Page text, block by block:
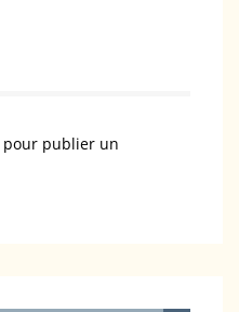
pour publier un